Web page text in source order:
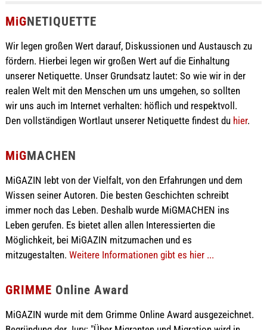
MiGNETIQUETTE
Wir legen großen Wert darauf, Diskussionen und Austausch zu
fördern. Hierbei legen wir großen Wert auf die Einhaltung
unserer Netiquette. Unser Grundsatz lautet: So wie wir in der
realen Welt mit den Menschen um uns umgehen, so sollten
wir uns auch im Internet verhalten: höflich und respektvoll.
Den vollständigen Wortlaut unserer Netiquette findest du hier.
MiGMACHEN
MiGAZIN lebt von der Vielfalt, von den Erfahrungen und dem
Wissen seiner Autoren. Die besten Geschichten schreibt
immer noch das Leben. Deshalb wurde MiGMACHEN ins
Leben gerufen. Es bietet allen allen Interessierten die
Möglichkeit, bei MiGAZIN mitzumachen und es
mitzugestalten. Weitere Informationen gibt es hier ...
GRIMME Online Award
MiGAZIN wurde mit dem Grimme Online Award ausgezeichnet.